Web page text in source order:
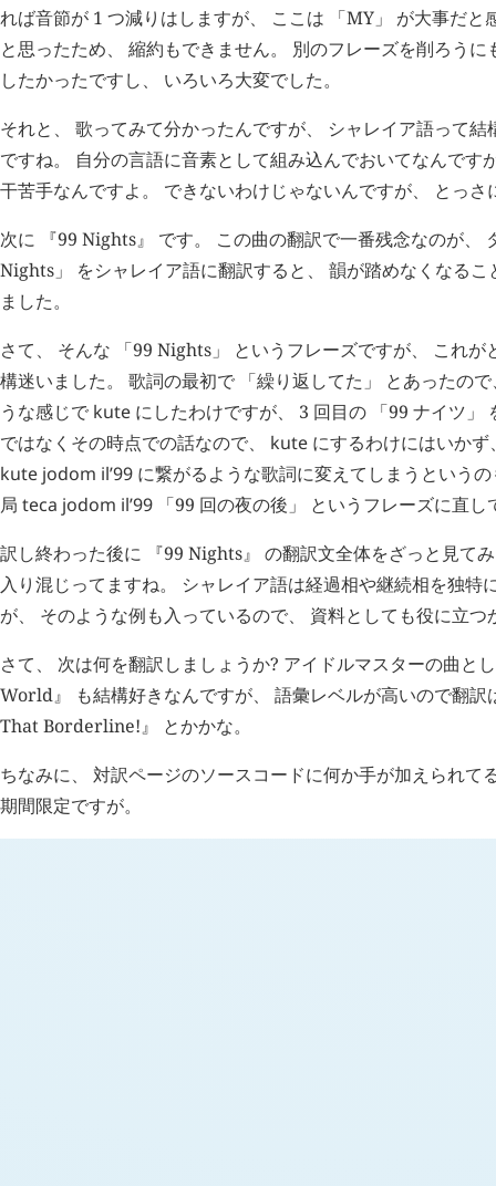
れば音節が 1 つ減りはしますが、 ここは 「MY」 が大事だと
と思ったため、 縮約もできません。 別のフレーズを削ろう
したかったですし、 いろいろ大変でした。
それと、 歌ってみて分かったんですが、 シャレイア語って結
ですね。 自分の言語に音素として組み込んでおいてなんです
干苦手なんですよ。 できないわけじゃないんですが、 とっ
次に 『99 Nights』 です。 この曲の翻訳で一番残念なのが、
Nights」 をシャレイア語に翻訳すると、 韻が踏めなくなる
ました。
さて、 そんな 「99 Nights」 というフレーズですが、 これが
構迷いました。 歌詞の最初で 「繰り返してた」 とあったの
うな感じで kute にしたわけですが、 3 回目の 「99 ナイツ」
ではなくその時点での話なので、 kute にするわけにはいか
kute jodom il’99 に繋がるような歌詞に変えてしまうという
局 teca jodom il’99 「99 回の夜の後」 というフレーズに直
訳し終わった後に 『99 Nights』 の翻訳文全体をざっと見て
入り混じってますね。 シャレイア語は経過相や継続相を独特
が、 そのような例も入っているので、 資料としても役に立つ
さて、 次は何を翻訳しましょうか? アイドルマスターの曲と
World』 も結構好きなんですが、 語彙レベルが高いので翻
That Borderline!』 とかかな。
ちなみに、 対訳ページのソースコードに何か手が加えられて
期間限定ですが。